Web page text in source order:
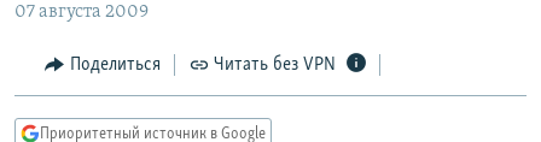
содержанию
Вернутся
АВТОРСКИЕ ПРОЕКТЫ
ЦИТАТЫ СВОБОДЫ
07 августа 2009
Поделиться Читать без VPN
Приоритетный источник в Google